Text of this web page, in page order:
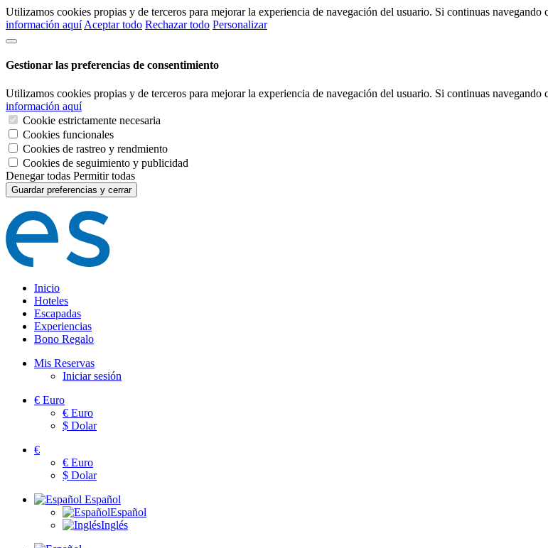
Utilizamos cookies propias y de terceros para mejorar la experiencia de navegación del usuario. Si continuas
información aquí Aceptar todo Rechazar todo Personalizar
Gestionar las preferencias de consentimiento
Utilizamos cookies propias y de terceros para mejorar la experiencia de navegación del usuario. Si continuas
información aquí
Cookie estrictamente necesaria
Cookies funcionales
Cookies de rastreo y rendmiento
Cookies de seguimiento y publicidad
Denegar todas Permitir todas
Guardar preferencias y cerrar
Inicio
Hoteles
Escapadas
Experiencias
Bono Regalo
Mis Reservas
Iniciar sesión
€ Euro
€ Euro
$ Dolar
€
€ Euro
$ Dolar
Español
Español
Inglés